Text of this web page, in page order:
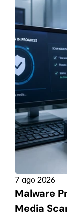
7 ago 2026
Malware
Media